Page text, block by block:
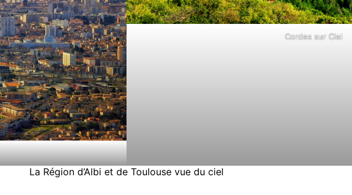
Cordes sur Ciel
La Région d’Albi et de Toulouse vue du ciel